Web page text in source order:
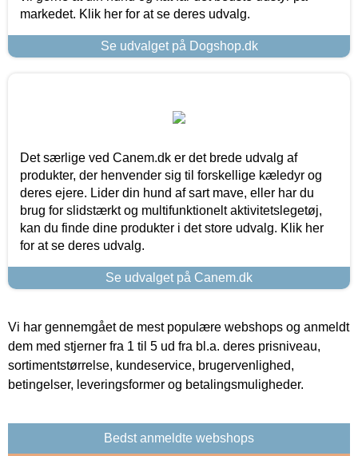
markedet. Klik her for at se deres udvalg.
Se udvalget på Dogshop.dk
Det særlige ved Canem.dk er det brede udvalg af
produkter, der henvender sig til forskellige kæledyr og
deres ejere. Lider din hund af sart mave, eller har du
brug for slidstærkt og multifunktionelt aktivitetslegetøj,
kan du finde dine produkter i det store udvalg. Klik her
for at se deres udvalg.
Se udvalget på Canem.dk
Vi har gennemgået de mest populære webshops og anmeldt
dem med stjerner fra 1 til 5 ud fra bl.a. deres prisniveau,
sortimentstørrelse, kundeservice, brugervenlighed,
betingelser, leveringsformer og betalingsmuligheder.
Bedst anmeldte webshops